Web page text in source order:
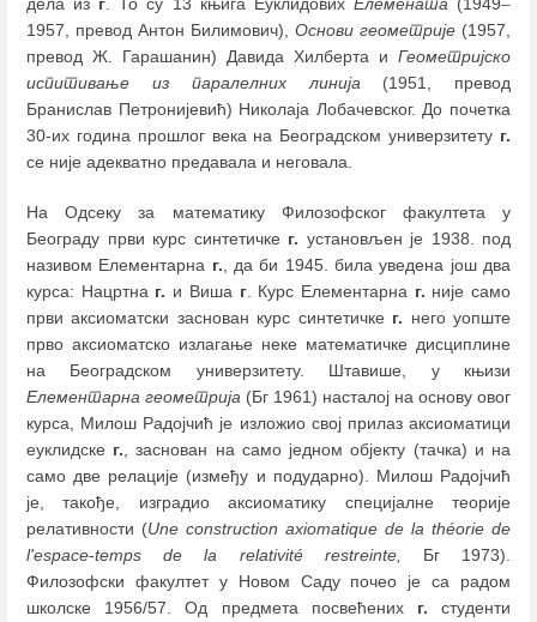
дела из г. То су 13 књига Еуклидових Елемената(1949–
1957, превод Антон Билимович), Основи геометрије (1957,
превод Ж. Гарашанин) Давида Хилберта и Геометријско
испитивање из паралелних линија(1951, превод
Бранислав Петронијевић) Николаја Лобачевског. До почетка
30-их година прошлог века на Београдском универзитету г.
се није адекватно предавала и неговала.
На Одсеку за математику Филозофског факултета у
Београду први курс синтетичке г. установљен је 1938. под
називом Елементарна г. , да би 1945. била уведена још два
курса: Нацртна г. и Виша г. Курс Елементарна г. није само
први аксиоматски заснован курс синтетичке г. него уопште
прво аксиоматско излагање неке математичке дисциплине
на Београдском универзитету. Штавише, у књизи
Елементарна геометрија (Бг 1961) насталој на основу овог
курса, Милош Радојчић је изложио свој прилаз аксиоматици
еуклидске г. , заснован на само једном објекту (тачка) и на
само две релације (између и подударно). Милош Радојчић
је, такође, изградио аксиоматику специјалне теорије
релативности (Une construction axiomatique de la théorie de
l'espace-temps de la relativité restreinte,
Бг 1973).
Филозофски факултет у Новом Саду почео је са радом
школске 1956/57. Од предмета посвећених г. студенти